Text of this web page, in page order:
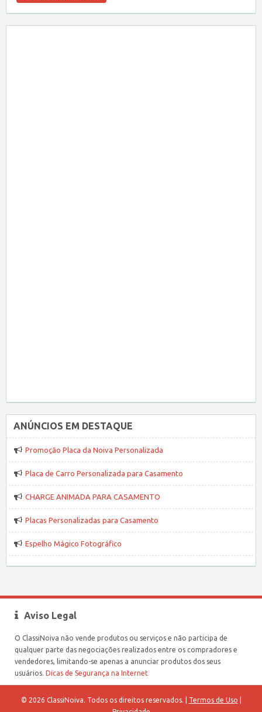
ANÚNCIOS EM DESTAQUE
Promoção Placa da Noiva Personalizada
Placa de Carro Personalizada para Casamento
CHARGE ANIMADA PARA CASAMENTO
Placas Personalizadas para Casamento
Espelho Mágico Fotográfico
Aviso Legal
O ClassiNoiva não vende produtos ou serviços e não participa de
qualquer parte das negociações realizados entre os compradores e
vendedores, limitando-se apenas a anunciar produtos dos seus
usuários. Dicas de Segurança na Internet
© 2026 ClassiNoiva. Todos os direitos reservados. | Termos de Uso